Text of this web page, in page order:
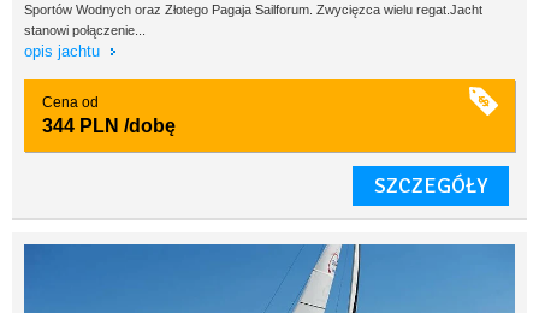
Sportów Wodnych oraz Złotego Pagaja Sailforum. Zwycięzca wielu regat.Jacht
stanowi połączenie...
opis jachtu
Cena od
344 PLN /dobę
SZCZEGÓŁY